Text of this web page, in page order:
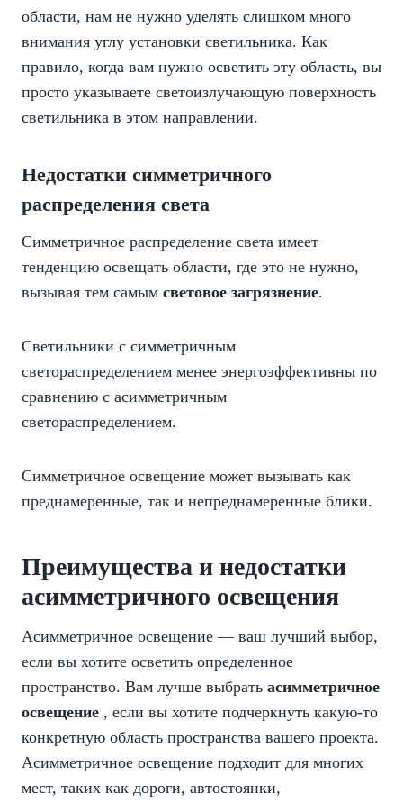
области, нам не нужно уделять слишком много
внимания углу установки светильника. Как
правило, когда вам нужно осветить эту область, вы
просто указываете светоизлучающую поверхность
светильника в этом направлении.
Недостатки симметричного
распределения света
Симметричное распределение света имеет
тенденцию освещать области, где это не нужно,
вызывая тем самым световое загрязнение.
Светильники с симметричным
светораспределением менее энергоэффективны по
сравнению с асимметричным
светораспределением.
Симметричное освещение может вызывать как
преднамеренные, так и непреднамеренные блики.
Преимущества и недостатки
асимметричного освещения
Асимметричное освещение — ваш лучший выбор,
если вы хотите осветить определенное
пространство. Вам лучше выбрать асимметричное
освещение , если вы хотите подчеркнуть какую-то
конкретную область пространства вашего проекта.
Асимметричное освещение подходит для многих
мест, таких как дороги, автостоянки,